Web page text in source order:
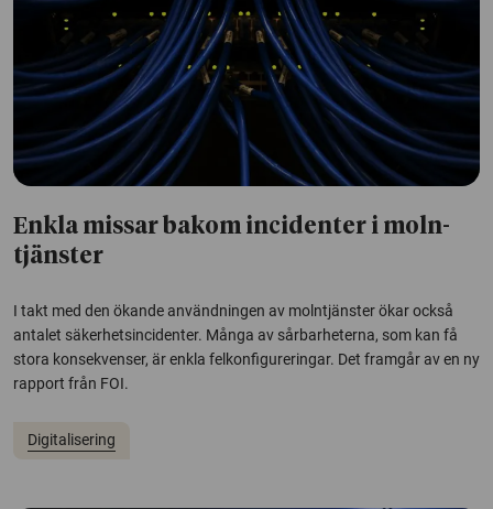
Enkla missar bakom incidenter i moln­
tjänster
I takt med den ökande användningen av molntjänster ökar också
antalet säkerhetsincidenter. Många av sårbarheterna, som kan få
stora konsekvenser, är enkla felkonfigureringar. Det framgår av en ny
rapport från FOI.
Digitalisering